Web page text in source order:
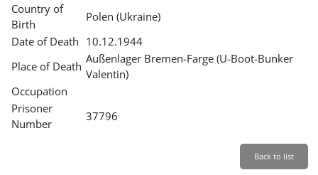
FORSCHUNG
SERVICE
Leichte Sprache Back
Deutsch
Country of
Birth
Polen (Ukraine)
Date of Death 10.12.1944
Place of Death
Außenlager Bremen-Farge (U-Boot-Bunker
Valentin)
Occupation
Prisoner
Number
37796
Back to list